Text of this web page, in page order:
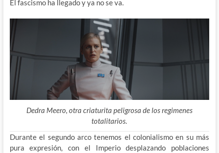
El fascismo ha llegado y ya no se va.
Dedra Meero, otra criaturita peligrosa de los regimenes
totalitarios.
Durante el segundo arco tenemos el colonialismo en su más
pura expresión, con el Imperio desplazando poblaciones